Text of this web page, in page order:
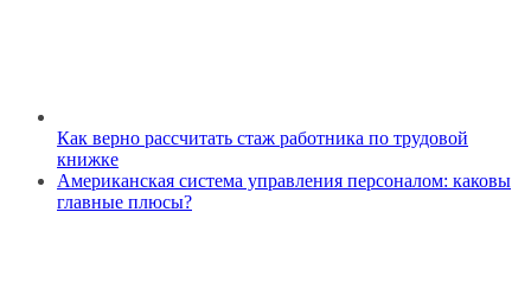
Как верно рассчитать стаж работника по трудовой
книжке
Американская система управления персоналом: каковы
главные плюсы?